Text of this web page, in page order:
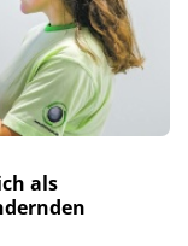
als